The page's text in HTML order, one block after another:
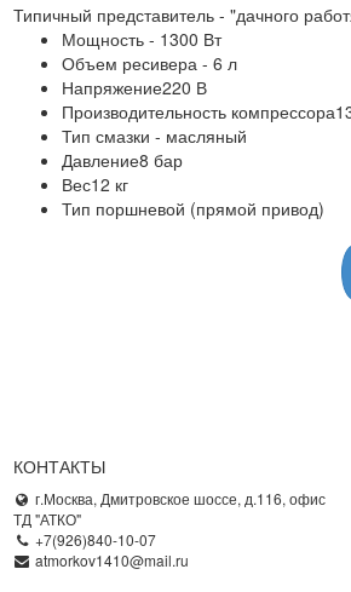
Типичный представитель - "дачного
Мощность - 1300 Вт
Объем ресивера - 6 л
Напряжение220 В
Производительность
Тип смазки - масляный
Давление8 бар
Вес12 кг
Тип поршневой (прямой привод)
КОНТАКТЫ
г.Москва, Дмитровское шоссе, д.116, офис
ТД "АТКО"
+7(926)840-10-07
atmorkov1410@mail.ru